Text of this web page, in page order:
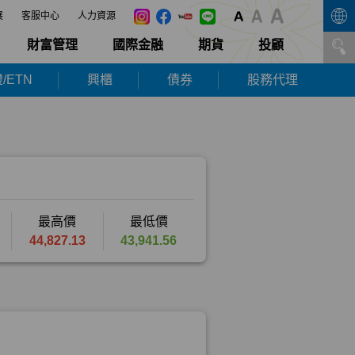
客服中心 人力資源
財富管理 國際金融 期貨 投顧
ETN 興櫃 債券 股務代理